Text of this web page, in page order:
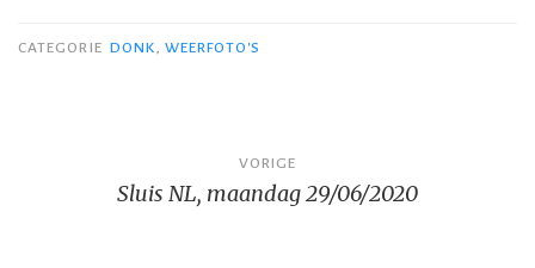
CATEGORIE DONK, WEERFOTO'S
navigatie
VORIGE
Sluis NL, maandag 29/06/2020